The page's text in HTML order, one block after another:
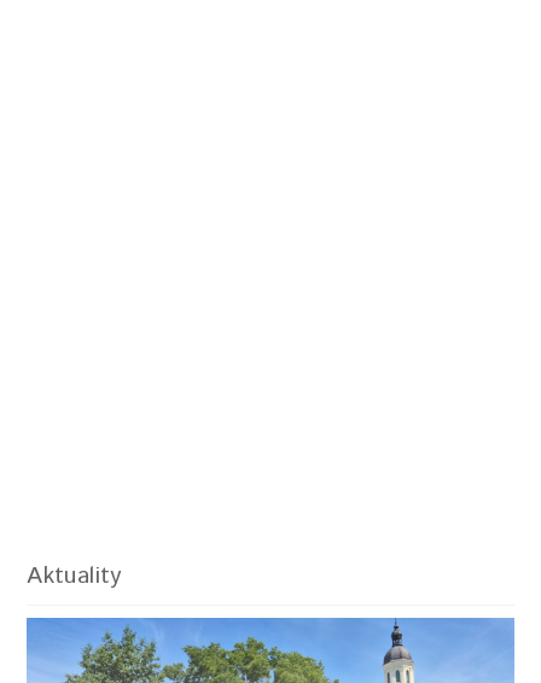
Aktuality